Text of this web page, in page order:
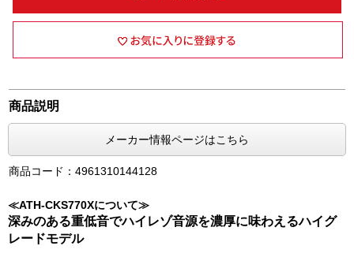
商品説明
メーカー情報ページはこちら
商品コード：4961310144128
≪ATH-CKS770Xについて≫
深みのある重低音でハイレゾ音源を濃厚に味わえるハイグ
レードモデル